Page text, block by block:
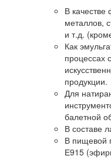
В
металлов,
и т.д.
Как
процессах
продукции.
Для
балетной
В составе
В пищевой
Е915